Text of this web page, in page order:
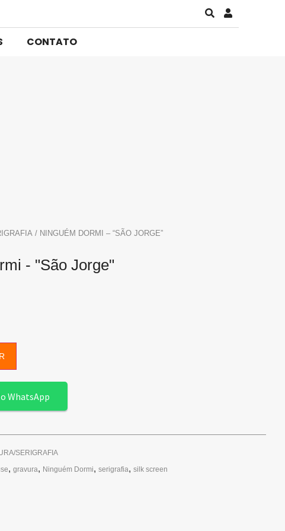
CONTATO
/ NINGUÉM DORMI – “SÃO JORGE”
- "São Jorge"
WhatsApp
SERIGRAFIA
,gravura, Ninguém Dormi,serigrafia,silk screen